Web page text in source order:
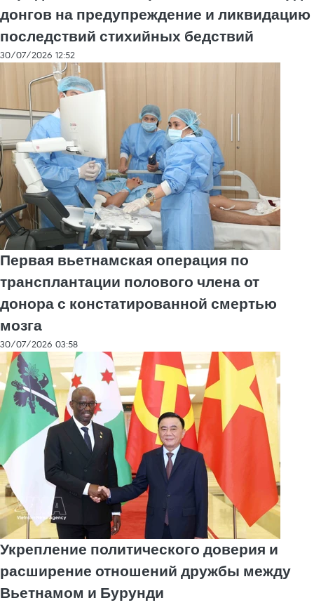
донгов на предупреждение и ликвидацию
последствий стихийных бедствий
30/07/2026 12:52
Первая вьетнамская операция по
трансплантации полового члена от
донора с констатированной смертью
мозга
30/07/2026 03:58
Укрепление политического доверия и
расширение отношений дружбы между
Вьетнамом и Бурунди